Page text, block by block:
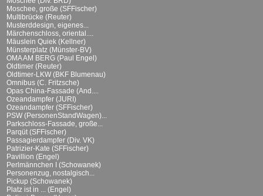
Moschee, große (SFFischer)
Multibrücke (Reuter)
Musterddesign, eigenes...
Märchenschloss, oriental....
Mäuslein Quiek (Kellner)
Münsterplatz (Münster-BV)
OMA AM BERG (Paul Engel)
Oldtimer (Reuter)
Oldtimer-LKW (BKF Blumenau)
Omnibus (C. Fritzsche)
Opas China-Fassade (And....
Ozeandampfer (JURI)
Ozeandampfer (SFFischer)
PSW (PersonenStandWagen)...
Parkschloss-Fassade, große...
Parqüt (SFFischer)
Passagierdampfer (Div. VK)
Patrizier-Kate (SFFischer)
Pavillion (Engel)
Perlmännchen I (Schowanek)
Personenzug, nostalgisch...
Pickup (Schowanek)
Platz ist in ... (Engel)